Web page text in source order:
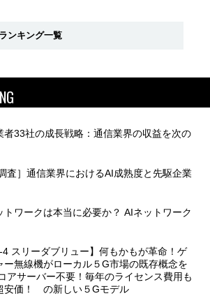
ンキング一覧
者33社の成長戦略：通信業界の収益を次の
査］通信業界におけるAI成熟度と先駆企業
トワークは本当に必要か？ AIネットワーク
4 スリーダブリュー】何もかもが革命！ゲ
ー無線機がローカル５G市場の既存概念を
アサーバー不要！毎年のライセンス費用も
安価！ の新しい５Gモデル